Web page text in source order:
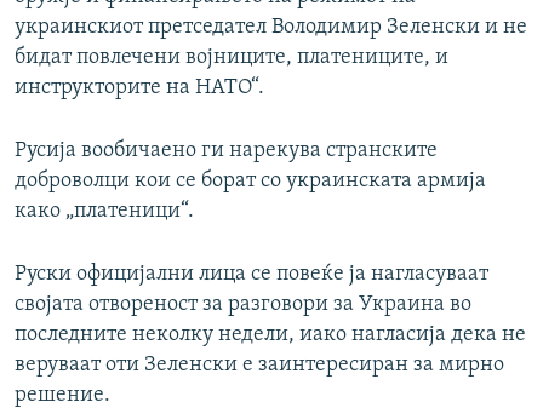
украинскиот претседател Володимир Зеленски и не
бидат повлечени војниците, платениците, и
инструкторите на НАТО“.
Русија вообичаено ги нарекува странските
доброволци кои се борат со украинската армија
како „платеници“.
Руски официјални лица се повеќе ја нагласуваат
својата отвореност за разговори за Украина во
последните неколку недели, иако нагласија дека не
веруваат оти Зеленски е заинтересиран за мирно
решение.